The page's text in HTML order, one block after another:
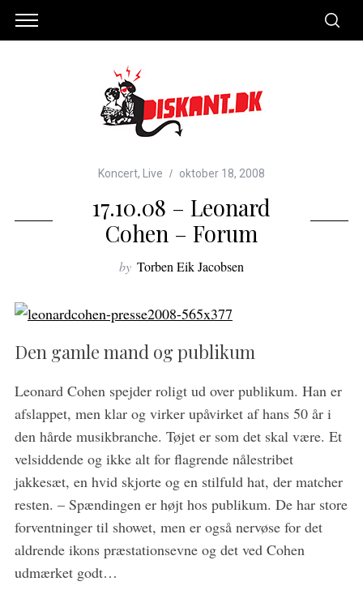
Koncert, Live oktober 18, 2008
17.10.08 – Leonard
Cohen – Forum
by Torben Eik Jacobsen
Den gamle mand og publikum
Leonard Cohen spejder roligt ud over publikum. Han er
afslappet, men klar og virker upåvirket af hans 50 år i
den hårde musikbranche. Tøjet er som det skal være. Et
velsiddende og ikke alt for flagrende nålestribet
jakkesæt, en hvid skjorte og en stilfuld hat, der matcher
resten. – Spændingen er højt hos publikum. De har store
forventninger til showet, men er også nervøse for det
aldrende ikons præstationsevne og det ved Cohen
udmærket godt…